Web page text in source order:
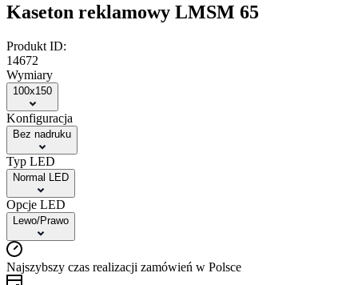
Kaseton reklamowy LMSM 65
Produkt ID:
14672
Wymiary
100x150
Konfiguracja
Bez nadruku
Typ LED
Normal LED
Opcje LED
Lewo/Prawo
Najszybszy czas realizacji zamówień w Polsce